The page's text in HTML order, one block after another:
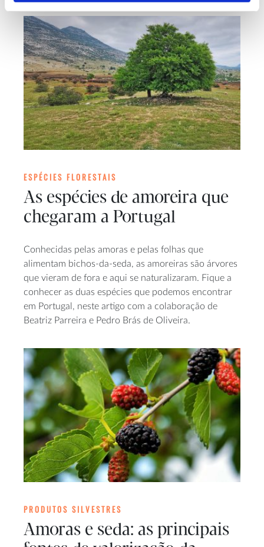
ESPÉCIES FLORESTAIS
As espécies de amoreira que
chegaram a Portugal
Conhecidas pelas amoras e pelas folhas que
alimentam bichos-da-seda, as amoreiras são árvores
que vieram de fora e aqui se naturalizaram. Fique a
conhecer as duas espécies que podemos encontrar
em Portugal, neste artigo com a colaboração de
Beatriz Parreira e Pedro Brás de Oliveira.
PRODUTOS SILVESTRES
Amoras e seda: as principais